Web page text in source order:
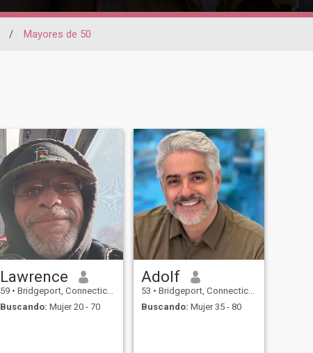
/ Mayores de 50
Lawrence
59 • Bridgeport, Connecticut, Estados Unidos
Buscando: Mujer 20 - 70
Adolf
53 • Bridgeport, Connecticut, Estados Unidos
Buscando: Mujer 35 - 80